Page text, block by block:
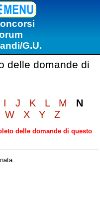
G.U.
delle domande di
I J K L M
N
W X Y Z
delle domande di questo